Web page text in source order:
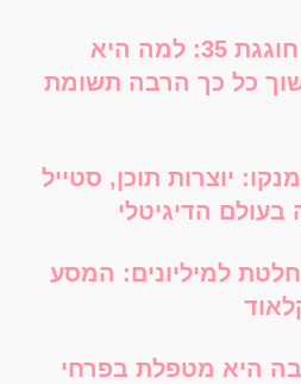
לינדזי פלאס חוגגת 35: למה היא
כל כך הרבה תשומת
יוצרות תוכן, סטייל
בעולם הדיגיטלי
למיליונים: המסע
היא מטפלת בפרחי